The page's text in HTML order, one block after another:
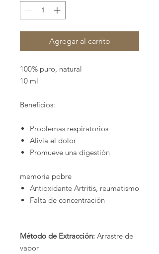
Agregar al carrito
100% puro, natural
10 ml
Beneficios:
Problemas respiratorios
Alivia el dolor
Promueve una digestión
memoria pobre
Antioxidante Artritis, reumatismo
Falta de concentración
Método de Extracción: Arrastre de
vapor